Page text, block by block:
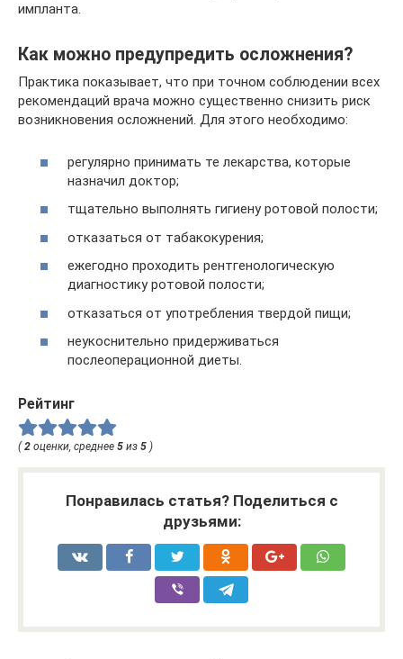
импланта.
Как можно предупредить осложнения?
Практика показывает, что при точном соблюдении всех
рекомендаций врача можно существенно снизить риск
возникновения осложнений. Для этого необходимо:
регулярно принимать те лекарства, которые
назначил доктор;
тщательно выполнять гигиену ротовой полости;
отказаться от табакокурения;
ежегодно проходить рентгенологическую
диагностику ротовой полости;
отказаться от употребления твердой пищи;
неукоснительно придерживаться
послеоперационной диеты.
Рейтинг
(2 оценки, среднее 5 из 5 )
Понравилась статья? Поделиться с
друзьями: